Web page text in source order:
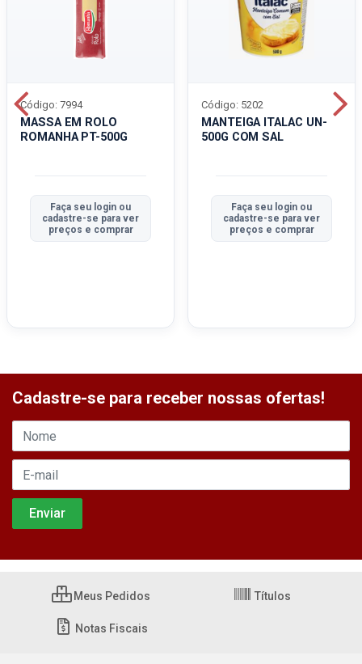
MASSA EM ROLO
ROMANHA PT-500G
Código: 7994
Faça seu login ou
cadastre-se para ver
preços e comprar
MANTEIGA ITALAC UN-
500G COM SAL
Código: 5202
Faça seu login ou
cadastre-se para ver
preços e comprar
Cadastre-se para receber nossas ofertas!
Meus Pedidos Títulos
Notas Fiscais